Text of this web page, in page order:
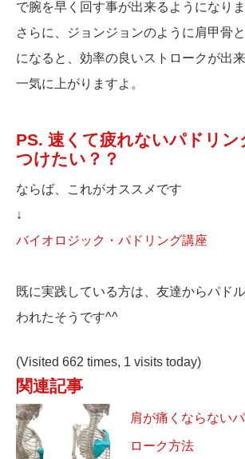
で腕を早く回す事が出来るようになりま
さらに、ジョンジョンのように肩甲骨
になると、効率の良いストロークが出
一気に上がりますよ。
PS. 速くて疲れないパドリン
つけたい？？
ならば、これがオススメです
↓
バイオロジック・パドリング講座
既に実践している方は、友達からパド
われたそうです^^
(Visited 662 times, 1 visits today)
関連記事
肩が痛くならない
ローク方法